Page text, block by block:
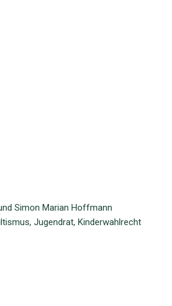
Simon Marian Hoffmann
Jugendrat, Kinderwahlrecht